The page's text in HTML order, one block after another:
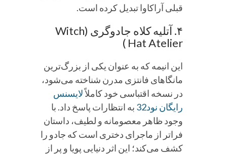
قبلی آراکاوا تبدیل کرده است.
۴. آتلیه کلاه جادوگری (Witch
Hat Atelier )
این انیمه که به عنوان یکی از بزرگ‌ترین
مانگاهای فانتزی مدرن شناخته می‌شود،
در نسخه اقتباسی خود کاملاًلایسنس
رایگان نود32
به انتظارات پاسخ داد. با
وجود ظاهر معصومانه و لطیف، داستان
فراتر از ماجرای دختری است که جادو را
کشف می‌کند؛ این اثر دنیایی پویا و پر از